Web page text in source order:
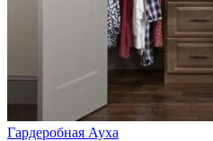
Гардеробная Ауха